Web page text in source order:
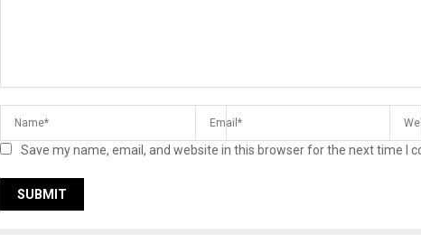
Save my name, email, and website in this browser for the next time I